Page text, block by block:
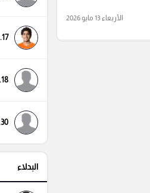
الأربعاء 13 مايو 2026
17.
18.
30.
البدلاء